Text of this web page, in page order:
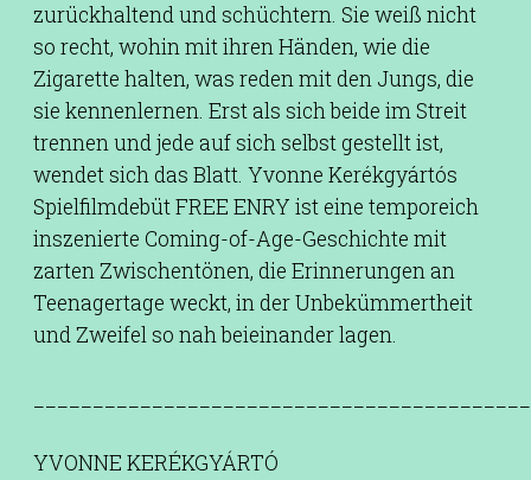
zurückhaltend und schüchtern. Sie weiß nicht
so recht, wohin mit ihren Händen, wie die
Zigarette halten, was reden mit den Jungs, die
sie kennenlernen. Erst als sich beide im Streit
trennen und jede auf sich selbst gestellt ist,
wendet sich das Blatt. Yvonne Kerékgyártós
Spielfilmdebüt FREE ENRY ist eine temporeich
inszenierte Coming-of-Age-Geschichte mit
zarten Zwischentönen, die Erinnerungen an
Teenagertage weckt, in der Unbekümmertheit
und Zweifel so nah beieinander lagen.
YVONNE KERÉKGYÁRTÓ